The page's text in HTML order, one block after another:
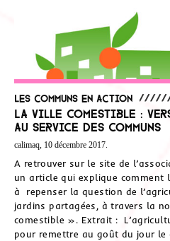
Les communs en action
La ville comestible :
au service des communs
calimaq, 10 décembre 2017.
A retrouver sur le site de
un article qui explique comment
à repenser la question de
jardins partagées, à travers la
comestible ». Extrait :
pour remettre au goût du jour le